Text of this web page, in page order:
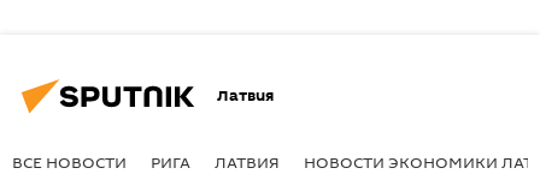
Латвия
ВСЕ НОВОСТИ РИГА ЛАТВИЯ НОВОСТИ ЭКОНОМИКИ